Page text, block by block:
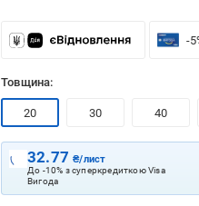
-
Товщина:
20 30 40
32.77₴/лист
До -10% з суперкредиткою Visa
Вигода